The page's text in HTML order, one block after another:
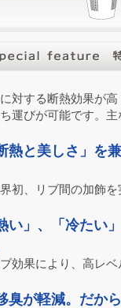
対する断熱効果が
運びが可能です。
熱と美しさ」を
、リブ間の加飾を
い」、「冷たい
果により、高レベ
臭が軽減。だか